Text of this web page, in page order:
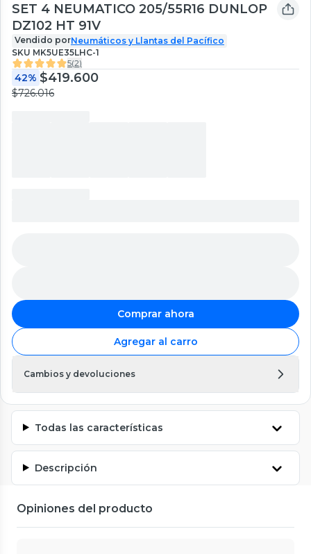
SET 4 NEUMATICO 205/55R16 DUNLOP
DZ102 HT 91V
Vendido porNeumáticos y Llantas del Pacífico
SKU MK5UE35LHC-1
5(2)
42% $419.600
$726.016
Comprar ahora
Agregar al carro
Cambios y devoluciones
Todas las características
Descripción
Opiniones del producto